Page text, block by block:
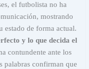
el futbolista no ha
mostrando
estado de forma actual.
y lo que decida el
contundente ante los
palabras confirman que